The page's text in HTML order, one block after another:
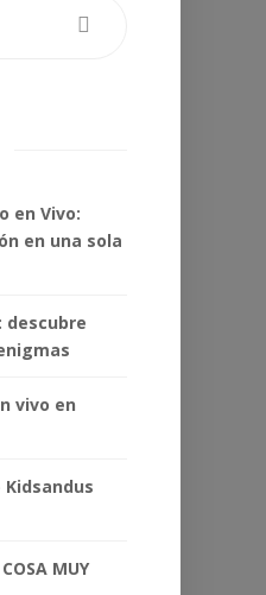
en Vivo:
en una sola
descubre
vivo en
MUY